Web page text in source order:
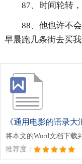
87、时间轮转，
88、他也许不
早晨跑几条街去买
《通用电影的语录大
将本文的Word文档下载
推荐度：